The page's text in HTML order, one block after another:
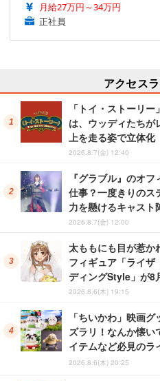
月給27万円～34万円
正社員
アクセス
「トイ・ストーリ
は、ウッディたちが
上を走る姿で立体化
2026.8.7(金) 12:40
『グラブル』のオ
仕事？一度きりのス
力を懸けるキャスト
2026.8.7(金) 12:00
太ももにも目が惹か
フィギュア「ライザ
ディングStyle」が8
2026.8.6(木) 19:15
「ちいかわ」映画
ズラリ！なんか懐い
イテムなど必見のラ
2026.8.6(木) 20:25